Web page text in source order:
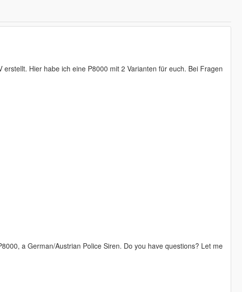
Hier habe ich eine P8000 mit 2 Varianten für euch. Bei Fragen
a German/Austrian Police Siren. Do you have questions? Let me